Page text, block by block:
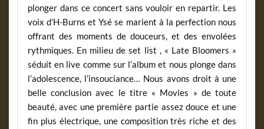
plonger dans ce concert sans vouloir en repartir. Les
voix d’H-Burns et Ysé se marient à la perfection nous
offrant des moments de douceurs, et des envolées
rythmiques. En milieu de set list , « Late Bloomers »
séduit en live comme sur l’album et nous plonge dans
l’adolescence, l’insouciance… Nous avons droit à une
belle conclusion avec le titre « Movies » de toute
beauté, avec une première partie assez douce et une
fin plus électrique, une composition très riche et des